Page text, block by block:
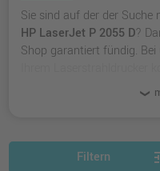
Sie sind auf der der Suche
HP LaserJet P 2055 D?
Shop garantiert fündig.
Filtern